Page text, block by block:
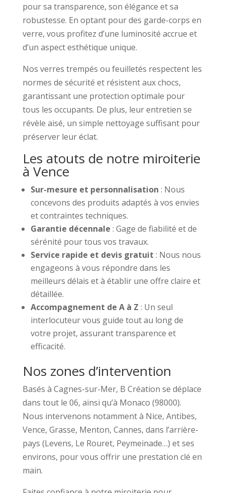
pour sa transparence, son élégance et sa
robustesse. En optant pour des garde-corps en
verre, vous profitez d’une luminosité accrue et
d’un aspect esthétique unique.
Nos verres trempés ou feuilletés respectent les
normes de sécurité et résistent aux chocs,
garantissant une protection optimale pour
tous les occupants. De plus, leur entretien se
révèle aisé, un simple nettoyage suffisant pour
préserver leur éclat.
Les atouts de notre miroiterie
à Vence
Sur-mesure et personnalisation : Nous
concevons des produits adaptés à vos envies
et contraintes techniques.
Garantie décennale : Gage de fiabilité et de
sérénité pour tous vos travaux.
Service rapide et devis gratuit : Nous nous
engageons à vous répondre dans les
meilleurs délais et à établir une offre claire et
détaillée.
Accompagnement de A à Z : Un seul
interlocuteur vous guide tout au long de
votre projet, assurant transparence et
efficacité.
Nos zones d’intervention
Basés à Cagnes-sur-Mer, B Création se déplace
dans tout le 06, ainsi qu’à Monaco (98000).
Nous intervenons notamment à Nice, Antibes,
Vence, Grasse, Menton, Cannes, dans l’arrière-
pays (Levens, Le Rouret, Peymeinade…) et ses
environs, pour vous offrir une prestation clé en
main.